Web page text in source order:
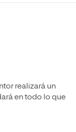
realizará un
en todo lo que